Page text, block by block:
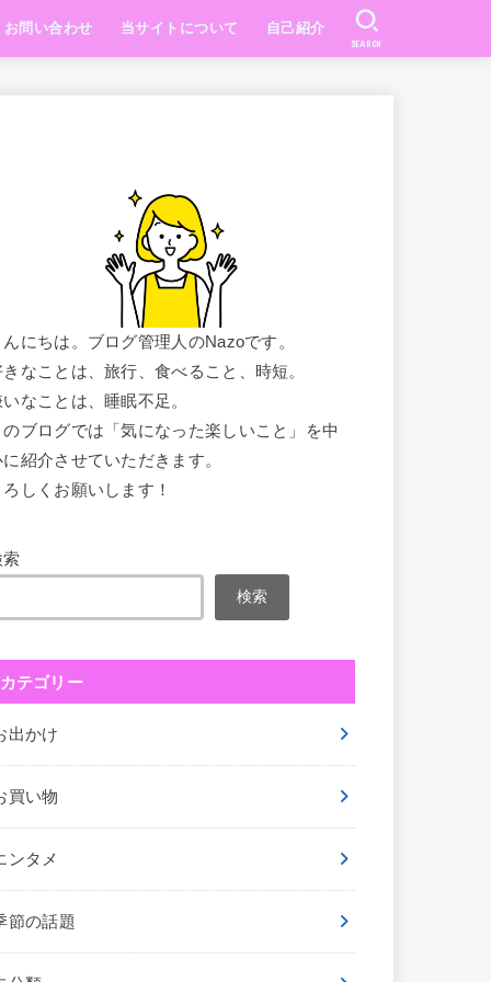
お問い合わせ 当サイトについて 自己紹介
SEARCH
んにちは。ブログ管理人のNazoです。
きなことは、旅行、食べること、時短。
いなことは、睡眠不足。
のブログでは「気になった楽しいこと」を中
に紹介させていただきます。
ろしくお願いします！
索
検索
カテゴリー
出かけ
買い物
ンタメ
節の話題